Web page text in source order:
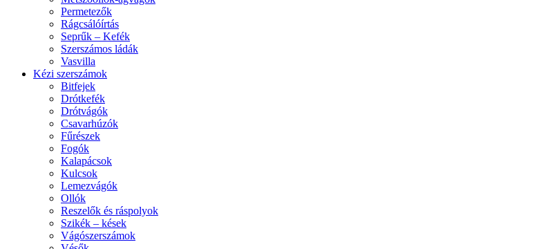
Permetezők
Rágcsálóírtás
Seprűk – Kefék
Szerszámos ládák
Vasvilla
Kézi szerszámok
Bitfejek
Drótkefék
Drótvágók
Csavarhúzók
Fűrészek
Fogók
Kalapácsok
Kulcsok
Lemezvágók
Ollók
Reszelők és ráspolyok
Szikék – kések
Vágószerszámok